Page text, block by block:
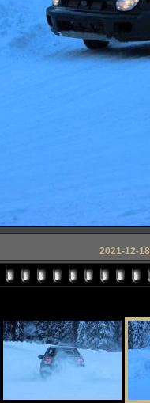
2021-12-